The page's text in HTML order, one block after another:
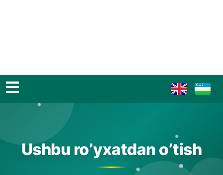
Ushbu ro’yxatdan o’tish